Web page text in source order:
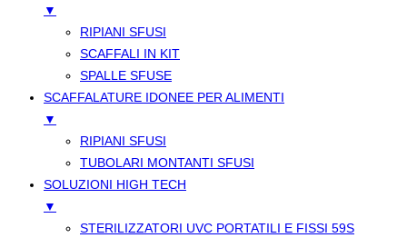
▼
RIPIANI SFUSI
SCAFFALI IN KIT
SPALLE SFUSE
SCAFFALATURE IDONEE PER ALIMENTI
▼
RIPIANI SFUSI
TUBOLARI MONTANTI SFUSI
SOLUZIONI HIGH TECH
▼
STERILIZZATORI UVC PORTATILI E FISSI 59S